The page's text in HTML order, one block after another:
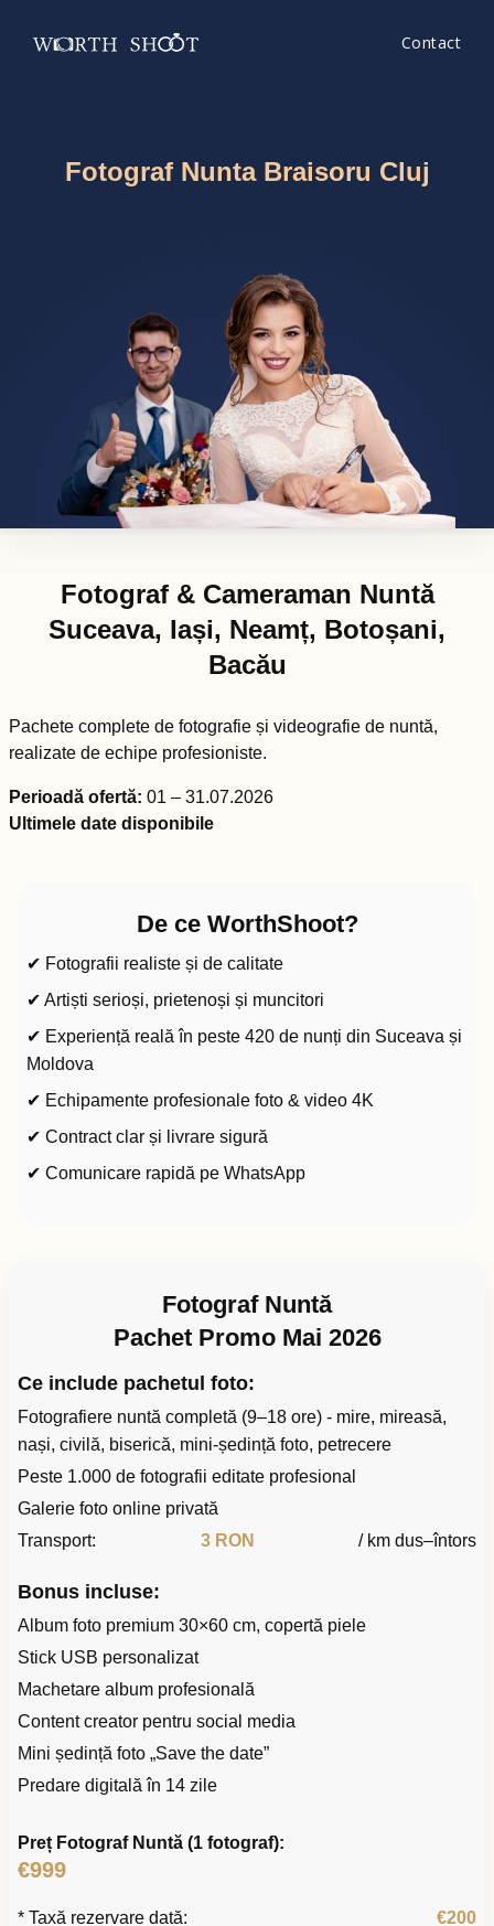
Contact
Fotograf Nunta Braisoru Cluj
Fotograf & Cameraman Nuntă
Suceava, Iași, Neamț, Botoșani,
Bacău
Pachete complete de fotografie și videografie de nuntă,
realizate de echipe profesioniste.
Perioadă ofertă: 01 – 31.07.2026
Ultimele date disponibile
De ce WorthShoot?
✔ Fotografii realiste și de calitate
✔ Artiști serioși, prietenoși și muncitori
✔ Experiență reală în peste 420 de nunți din Suceava și
Moldova
✔ Echipamente profesionale foto & video 4K
✔ Contract clar și livrare sigură
✔ Comunicare rapidă pe WhatsApp
Fotograf Nuntă
Pachet Promo Mai 2026
Ce include pachetul foto:
Fotografiere nuntă completă (9–18 ore) - mire, mireasă,
nași, civilă, biserică, mini-ședință foto, petrecere
Peste 1.000 de fotografii editate profesional
Galerie foto online privată
Transport:
3 RON / km dus–întors
Bonus incluse:
Album foto premium 30×60 cm, copertă piele
Stick USB personalizat
Machetare album profesională
Content creator pentru social media
Mini ședință foto „Save the date”
Predare digitală în 14 zile
Preț Fotograf Nuntă (1 fotograf):
€999
* Taxă rezervare dată: €200